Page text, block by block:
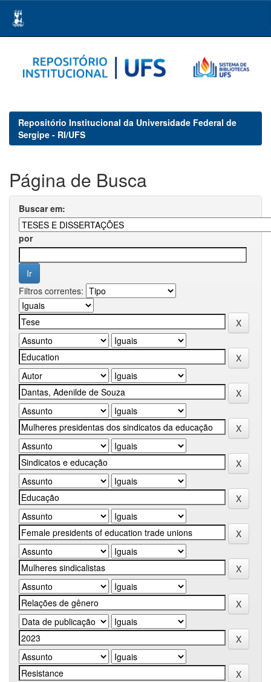
navigation
Repositório Institucional da Universidade Federal de
Sergipe - RI/UFS
Página de Busca
Buscar em:
por
Filtros correntes: